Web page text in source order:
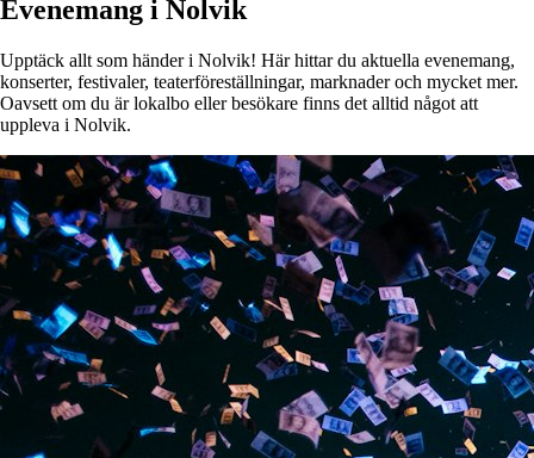
Evenemang i Nolvik
Upptäck allt som händer i Nolvik! Här hittar du aktuella evenemang,
konserter, festivaler, teaterföreställningar, marknader och mycket mer.
Oavsett om du är lokalbo eller besökare finns det alltid något att
uppleva i Nolvik.